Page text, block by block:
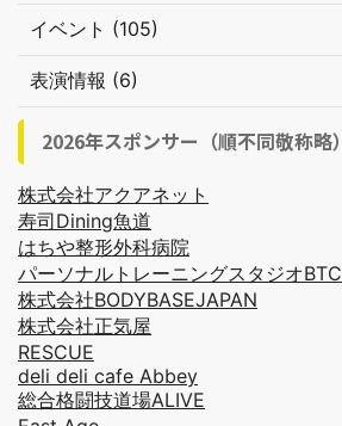
イベント (105)
表演情報 (6)
2026年スポンサー（順不同敬称略）
株式会社アクアネット
寿司Dining魚道
はちや整形外科病院
パーソナルトレーニングスタジオBTC
株式会社BODYBASEJAPAN
株式会社正気屋
RESCUE
deli deli cafe Abbey
総合格闘技道場ALIVE